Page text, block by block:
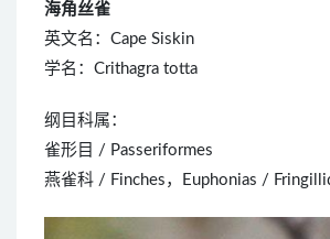
海角丝雀
英文名：Cape Siskin
学名：Crithagra totta
纲目科属：
雀形目 / Passeriformes
燕雀科 / Finches，Euphonias /